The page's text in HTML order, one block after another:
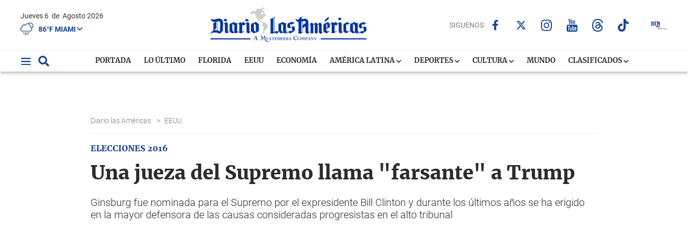
Jueves 6 de Agosto 2026
86°F MIAMI
SIGUENOS
PORTADA LO ÚLTIMO FLORIDA EEUU ECONOMÍA AMÉRICA LATINA DEPORTES CULTURA MUNDO CLASIFICADOS
Diario las Américas > EEUU
ELECCIONES 2016
Una jueza del Supremo llama "farsante" a Trump
Ginsburg fue nominada para el Supremo por el expresidente Bill Clinton y durante los últimos años se ha erigido
en la mayor defensora de las causas consideradas progresistas en el alto tribunal